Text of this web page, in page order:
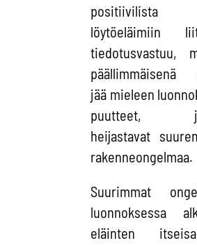
löytöeläimiin
tiedotusvastuu,
päällimmäisenä
jää mieleen
puutteet,
heijastavat
rakenneongelmaa.
Suurimmat
luonnoksessa
eläinten